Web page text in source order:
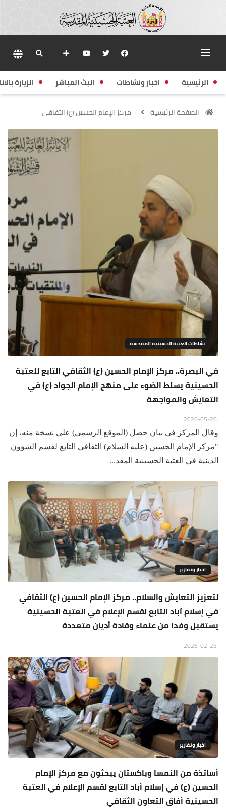
الرئيسية اخبار ونشاطات البث المباشر الزيارة
الصفحة الرئيسية مركز الإمام الحسين (ع) الثقافي
نشاطات العتبة الحسينية المقدسة
في البصرة.. مركز الإمام الحسين (ع) الثقافي التابع للعتبة
الحسينية يسلط الضوء على منهج الإمام الجواد (ع) في
التعايش والمواجهة
وقال المركز في بيان حصل (الموقع الرسمي) على نسخة منه، إن
"مركز الإمام الحسين (عليه السلام) الثقافي التابع لقسم الشؤون
الدينية في العتبة الحسينية المقد...
اخبار وتقارير
لتعزيز التعايش والسلام.. مركز الإمام الحسين (ع) الثقافي
في إسلام آباد التابع لقسم الإعلام في العتبة الحسينية
يستقبل وفدا من علماء وقادة أديان متعددة
اخبار وتقارير
أساتذة من النمسا وباكستان يبحثون مع مركز الإمام
الحسين (ع) في إسلام آباد التابع لقسم الإعلام في العتبة
الحسينية آفاق التعاون الثقافي